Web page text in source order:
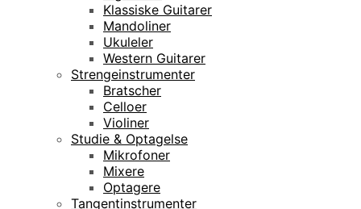
Klassiske Guitarer
Mandoliner
Ukuleler
Western Guitarer
Strengeinstrumenter
Bratscher
Celloer
Violiner
Studie & Optagelse
Mikrofoner
Mixere
Optagere
Tangentinstrumenter